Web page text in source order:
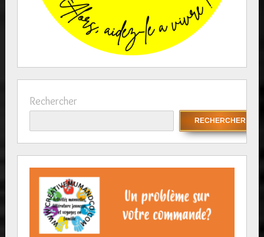
Rechercher
RECHERCHER